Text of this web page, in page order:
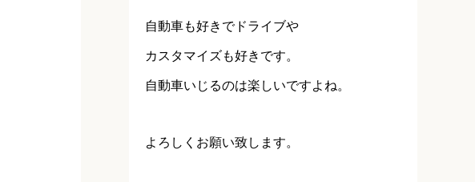
自動車も好きでドライブや
カスタマイズも好きです。
自動車いじるのは楽しいですよね。
よろしくお願い致します。